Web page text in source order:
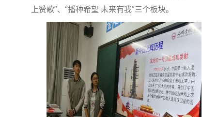
上赞歌”、“播种希望 未来有我”三个板块。